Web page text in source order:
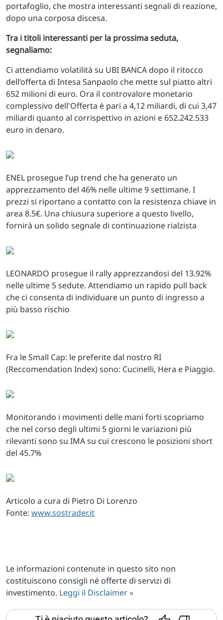
portafoglio, che mostra interessanti segnali di reazione,
dopo una corposa discesa.
Tra i titoli interessanti per la prossima seduta,
segnaliamo:
Ci attendiamo volatilità su UBI BANCA dopo il ritocco
dell’offerta di Intesa Sanpaolo che mette sul piatto altri
652 milioni di euro. Ora il controvalore monetario
complessivo dell'Offerta è pari a 4,12 miliardi, di cui 3,47
miliardi quanto al corrispettivo in azioni e 652.242.533
euro in denaro.
ENEL prosegue l’up trend che ha generato un
apprezzamento del 46% nelle ultime 9 settimane. I
prezzi si riportano a contatto con la resistenza chiave in
area 8.5€. Una chiusura superiore a questo livello,
fornirà un solido segnale di continuazione rialzista
LEONARDO prosegue il rally apprezzandosi del 13.92%
nelle ultime 5 sedute. Attendiamo un rapido pull back
che ci consenta di individuare un punto di ingresso a
più basso rischio
Fra le Small Cap: le preferite dal nostro RI
(Reccomendation Index) sono: Cucinelli, Hera e Piaggio.
Monitorando i movimenti delle mani forti scopriamo
che nel corso degli ultimi 5 giorni le variazioni più
rilevanti sono su IMA su cui crescono le posizioni short
del 45.7%
Articolo a cura di Pietro Di Lorenzo
Fonte: www.sostrader.it
Le informazioni contenute in questo sito non
costituiscono consigli né offerte di servizi di
investimento. Leggi il Disclaimer »